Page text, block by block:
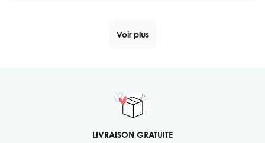
Voir plus
LIVRAISON GRATUITE